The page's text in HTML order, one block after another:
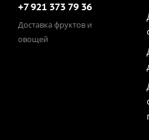
+7 921 373 79 36
Доставка фруктов и
овощей